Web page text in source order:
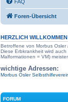
FAQ
Foren-Übersicht
HERZLICH
Betroffene von Morbus Osler
Diese Erbkrankheit wird
Malformationen = VM)
wichtige Adressen:
Morbus Osler
FORUM